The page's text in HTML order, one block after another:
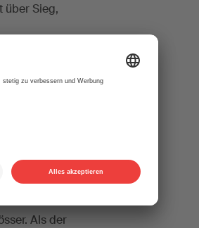
über Sieg,
ein derart
Jahr
gross – da
oder Konzept
dabei noch
Als der